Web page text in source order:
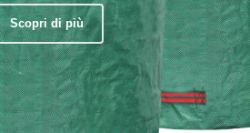
Scopri di più